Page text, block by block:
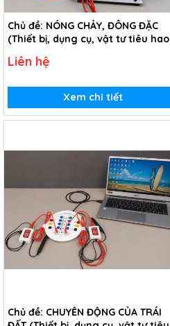
Chủ đề: NÓNG CHẢY, ĐÔNG ĐẶC
(Thiết bị, dụng cụ, vật tư tiêu hao
10)
Liên hệ
Xem chi tiết
Chủ đề: CHUYỂN ĐỘNG CỦA TRÁI